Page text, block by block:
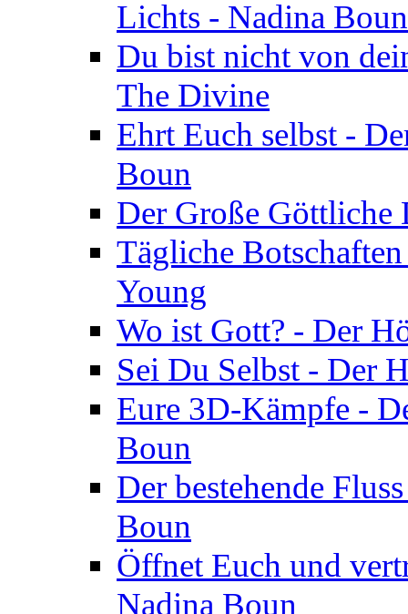
Lichts - Nadina Boun
Du bist nicht von
The Divine
Ehrt Euch selbst -
Boun
Der Große
Tägliche
Young
Wo ist Gott? - Der
Sei Du Selbst - Der
Eure 3D-Kämpfe -
Boun
Der bestehende
Boun
Öffnet Euch und
Nadina Boun